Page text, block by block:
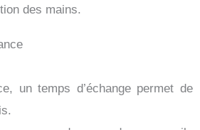
des mains.
un temps d’échange permet de